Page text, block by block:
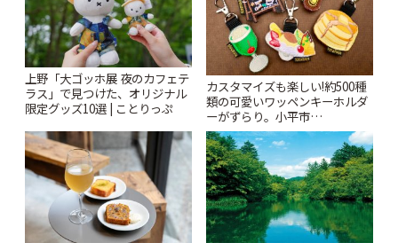
上野「大ゴッホ展 夜のカフェテ
ラス」で見つけた、オリジナル
限定グッズ10選 | ことりっぷ
カスタマイズも楽しい!約500種
類の可愛いワッペンキーホルダ
ーがずらり。小平市
「Kimamaya T&K」 | ことりっ
ぷ